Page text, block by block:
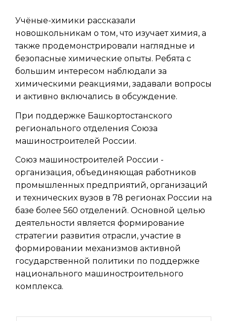
Учёные-химики рассказали
новошкольникам о том, что изучает химия, а
также продемонстрировали наглядные и
безопасные химические опыты. Ребята с
большим интересом наблюдали за
химическими реакциями, задавали вопросы
и активно включались в обсуждение.
При поддержке Башкортостанского
регионального отделения Союза
машиностроителей России.
Союз машиностроителей России -
организация, объединяющая работников
промышленных предприятий, организаций
и технических вузов в 78 регионах России на
базе более 560 отделений. Основной целью
деятельности является формирование
стратегии развития отрасли, участие в
формировании механизмов активной
государственной политики по поддержке
национального машиностроительного
комплекса.